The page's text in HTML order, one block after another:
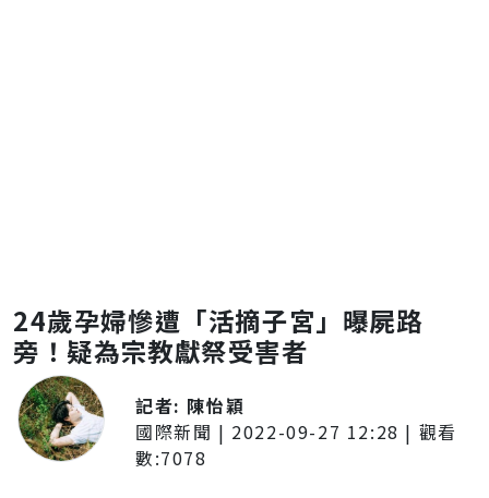
24歲孕婦慘遭「活摘子宮」曝屍路
旁！疑為宗教獻祭受害者
記者: 陳怡穎
國際新聞 | 2022-09-27 12:28 | 觀看
數:7078